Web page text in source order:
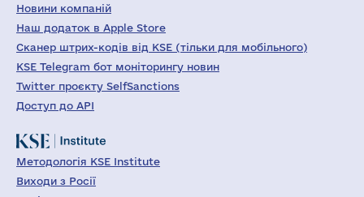
Новини компаній
Наш додаток в Apple Store
Сканер штрих-кодів від KSE (тільки для мобільного)
KSE Telegram бот моніторингу новин
Twitter проєкту SelfSanctions
Доступ до API
Методологія KSE Institute
Виходи з Росії